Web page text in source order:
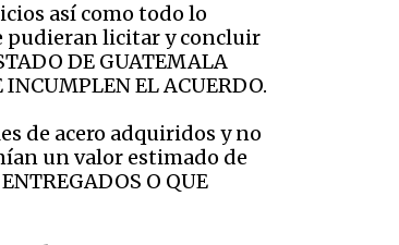
así como todo lo
pudieran licitar y concluir
DE GUATEMALA
EL ACUERDO.
de acero adquiridos y no
un valor estimado de
O QUE